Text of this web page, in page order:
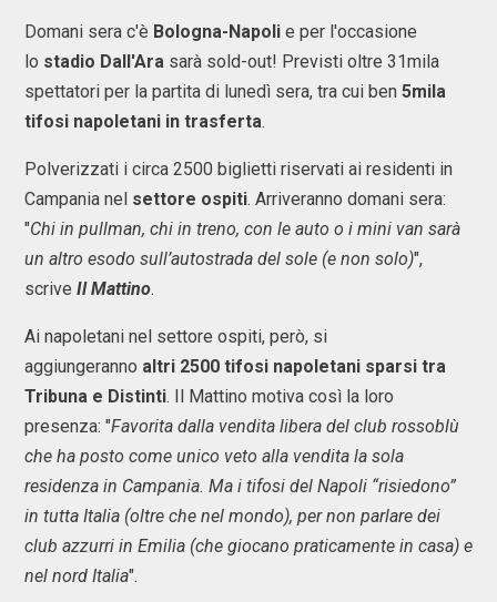
Domani sera c'è Bologna-Napoli e per l'occasione
lo stadio Dall'Ara sarà sold-out! Previsti oltre 31mila
spettatori per la partita di lunedì sera, tra cui ben 5mila
tifosi napoletani in trasferta.
Polverizzati i circa 2500 biglietti riservati ai residenti in
Campania nel settore ospiti. Arriveranno domani sera:
"Chi in pullman, chi in treno, con le auto o i mini van sarà
un altro esodo sull’autostrada del sole (e non solo)",
scrive Il Mattino.
Ai napoletani nel settore ospiti, però, si
aggiungeranno altri 2500 tifosi napoletani sparsi tra
Tribuna e Distinti. Il Mattino motiva così la loro
presenza: "Favorita dalla vendita libera del club rossoblù
che ha posto come unico veto alla vendita la sola
residenza in Campania. Ma i tifosi del Napoli “risiedono”
in tutta Italia (oltre che nel mondo), per non parlare dei
club azzurri in Emilia (che giocano praticamente in casa) e
nel nord Italia".